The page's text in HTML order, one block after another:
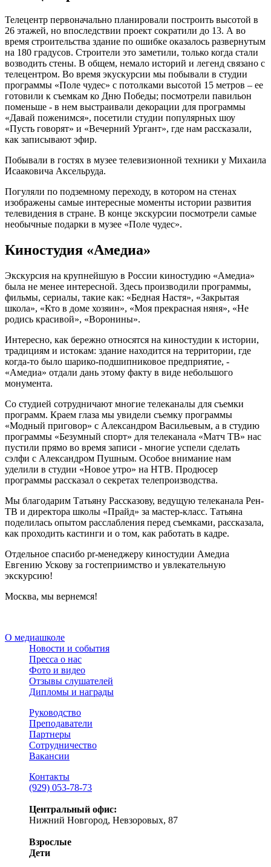
Телецентр первоначально планировали построить высотой в
26 этажей, но впоследствии проект сократили до 13. А во
время строительства здание по ошибке оказалось развернутым
на 180 градусов. Строители это заметили, только когда стали
возводить стены. В общем, немало историй и легенд связано с
телецентром. Во время экускурсии мы побывали в студии
программы «Поле чудес» с потолками высотой 15 метров – ее
готовили к съемкам ко Дню Победы; посмотрели павильон
поменьше - в нем выстраивали декорации для программы
«Давай поженимся», посетили студии популярных шоу
«Пусть говорят» и «Вечерний Ургант», где нам рассказали,
как записывают эфир.
Побывали в гостях в музее телевизионной техники у Михаила
Исааковича Аксельруда.
Погуляли по подземному переходу, в котором на стенах
изображены самые интересные моменты истории развития
телевидения в стране. В конце экскурсии посмотрели самые
необычные подарки в музее «Поле чудес».
Киностудия «Амедиа»
Экскурсия на крупнейшую в России киностудию «Амедиа»
была не менее интересной. Здесь производили программы,
фильмы, сериалы, такие как: «Бедная Настя», «Закрытая
школа», «Кто в доме хозяин», «Моя прекрасная няня», «Не
родись красивой», «Воронины».
Интересно, как бережно относятся на киностудии к истории,
традициям и истокам: здание находится на территории, где
когда-то было шарико-подшипниковое предприятие, -
«Амедиа» отдали дань этому факту в виде небольшого
монумента.
Со студией сотрудничают многие телеканалы для съемки
программ. Краем глаза мы увидели съемку программы
«Модный приговор» с Александром Васильевым, а в студию
программы «Безумный спорт» для телеканала «Матч ТВ» нас
пустили прямо во время записи - многие успели сделать
сэлфи с Александром Пушным. Особое внимание нам
уделили в студии «Новое утро» на НТВ. Продюсер
программы рассказал о секретах телепроизводства.
Мы благодарим Татьяну Рассказову, ведущую телеканала Рен-
ТВ и директора школы «Прайд» за мастер-класс. Татьяна
поделилась опытом расслабления перед съемками, рассказала,
как проходить кастинги и о том, как работать в кадре.
Отдельное спасибо pr-менеджеру киностудии Амедиа
Евгению Ускову за гостеприимство и увлекательную
экскурсию!
Москва, мы вернемся!
О медиашколе
Новости и события
Пресса о нас
Фото и видео
Отзывы слушателей
Дипломы и награды
Руководство
Преподаватели
Партнеры
Сотрудничество
Вакансии
Контакты
(929) 053-78-73
Центральный офис:
Нижний Новгород, Невзоровых, 87
Взрослые
Дети